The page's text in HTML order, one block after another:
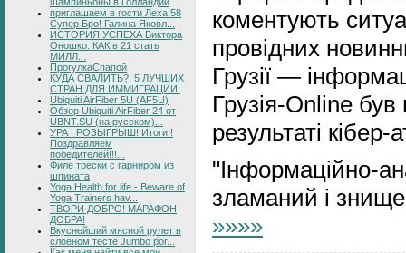
приглашаем в гости Леха 58
Супер Бро! Галина Яковл...
ИСТОРИЯ УСПЕХА Виктора
Оношко. КАК в 21 стать
МИЛЛ...
ПрогулкаСпапой
КУДА СВАЛИТЬ?! 5 ЛУЧШИХ
СТРАН ДЛЯ ИММИГРАЦИИ!
Ubiquiti AirFiber 5U (AF5U)
Обзор Ubiquiti AirFiber 24 от
UBNT.SU (на русском)...
УРА ! РОЗЫГРЫШ! Итоги !
Поздравляем
победителей!!!...
Филе трески с гарниром из
шпината
Yoga Health for life - Beware of
Yoga Trainers hav...
ТВОРИ ДОБРО! МАРАФОН
ДОБРА!
Вкуснейший мясной рулет в
слоёном тесте Jumbo por...
коментують
провідних
Грузії —
Грузія-Online
результаті кібер-
"Інформаційно-
зламаний і
»»»»